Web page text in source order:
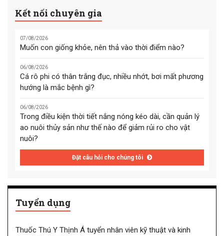
Kết nối chuyên gia
07/08/2026
Muốn con giống khỏe, nên thả vào thời điểm nào?
06/08/2026
Cá rô phi có thân trắng đục, nhiều nhớt, bơi mất phương
hướng là mắc bệnh gì?
06/08/2026
Trong điều kiện thời tiết nắng nóng kéo dài, cần quản lý
ao nuôi thủy sản như thế nào để giảm rủi ro cho vật
nuôi?
Đặt câu hỏi cho chúng tôi
Tuyển dụng
Thuốc Thú Y Thịnh Á tuyển nhân viên kỹ thuật và kinh